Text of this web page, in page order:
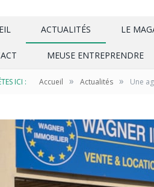
ACTUALITÉS LE
MEUSE ENTREPRENDRE
ICI : Accueil » Actualités » Une